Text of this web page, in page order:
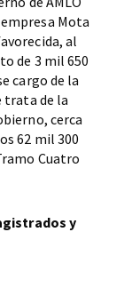
Mota
al
de 3 mil 650
cargo de la
trata de la
cerca
62 mil 300
Cuatro
y